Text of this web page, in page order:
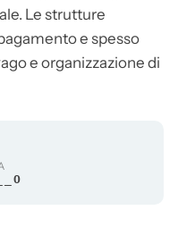
Le strutture
e spesso
e organizzazione di